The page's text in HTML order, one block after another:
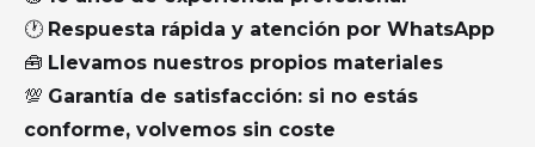
🕐 Respuesta rápida y atención por WhatsApp
🧰 Llevamos nuestros propios materiales
💯 Garantía de satisfacción: si no estás
conforme, volvemos sin coste